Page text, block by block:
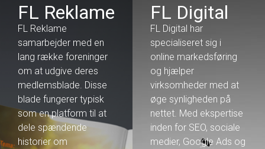
FL Reklame
FL Reklame
samarbejder med en
lang række foreninger
om at udgive deres
medlemsblade. Disse
blade fungerer typisk
som en platform til at
dele spændende
historier om
FL Digital
FL Digital har
specialiseret sig i
online markedsføring
og hjælper
virksomheder med at
øge synligheden på
nettet. Med ekspertise
inden for SEO, sociale
medier, Google Ads og